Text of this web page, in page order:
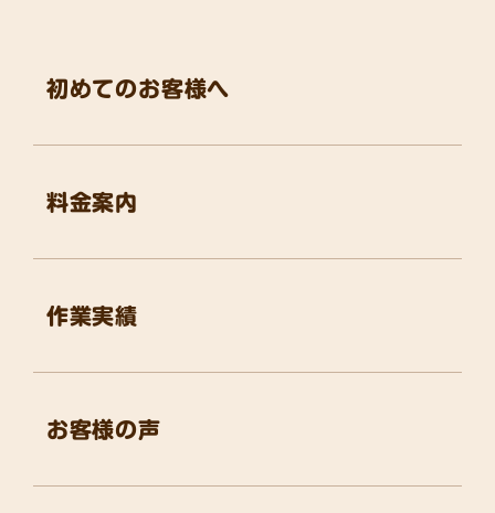
初めてのお客様へ
料金案内
作業実績
お客様の声